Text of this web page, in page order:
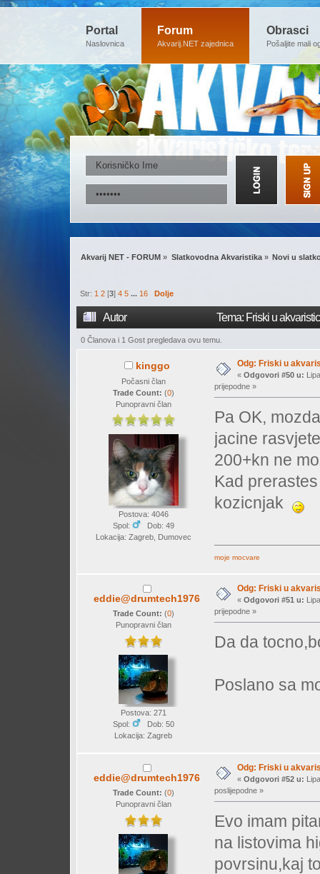
Portal
Naslovnica
Forum
Akvarij.NET zajednica
Obrasci
Pošaljite mali
Akvarij NET - FORUM » Slatkovodna Akvaristika» Novi u
Str:1 2 [3]4 5 ...16 Dolje
Autor Tema: Friski u
0 Članova i 1 Gost pregledava ovu temu.
kinggo
Počasni član
Trade Count: (0)
Punopravni član
Postova: 4046
Spol:
Dob: 49
Lokacija: Zagreb, Dumovec
Odg: Friski u
« Odgovori #50 u:
prijepodne »
Pa OK,
jacine
200+kn ne
Kad
kozicnjak
moje mocvare
eddie@drumtech1976
Trade Count: (0)
Punopravni član
Postova: 271
Spol:
Dob: 50
Lokacija: Zagreb
Odg: Friski u
« Odgovori #51 u:
prijepodne »
Da da
Poslano sa
eddie@drumtech1976
Trade Count: (0)
Punopravni član
Odg: Friski u
« Odgovori #52 u:
poslijepodne »
Evo imam
na listovima
povrsinu,kaj